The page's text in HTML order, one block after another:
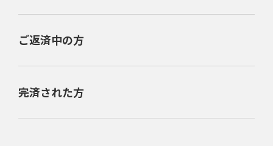
ご返済中の方
完済された方